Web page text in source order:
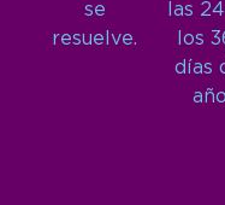
se
resuelve.
las
los
días